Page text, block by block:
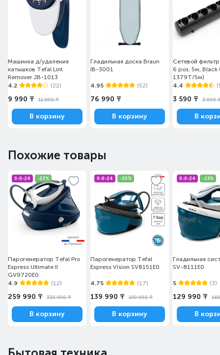
Машинка д/удаления
катышков Tefal Lint
Remover JB-1013
4.2
(22)
9 990 ₸ 11 990 ₸
В корзину
Гладильная доска Braun
IB-3001
4.95 (52)
76 990 ₸
В корзину
Сетевой
6 роз, 5м, Black
1379T/5м)
4.4
3 590 ₸ 3 990
В
Похожие товары
0-0-24 -23%
Парогенератор Tefal Pro
Express Ultimate II
GV9720E0
4.9
(12)
259 990 ₸ 335 990 ₸
В корзину
0-0-24 -30%
Парогенератор Tefal
Express Vision SV8151E0
4.75 (17)
139 990 ₸ 199 990 ₸
В корзину
0-0-24 -19%
Гладильная
SV-8111E0
5 (3)
129 990 ₸
В